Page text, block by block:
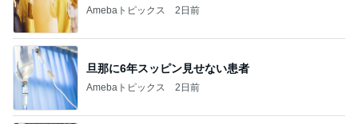
Amebaトピックス 2日前
旦那に6年スッピン見せない患者
Amebaトピックス 2日前